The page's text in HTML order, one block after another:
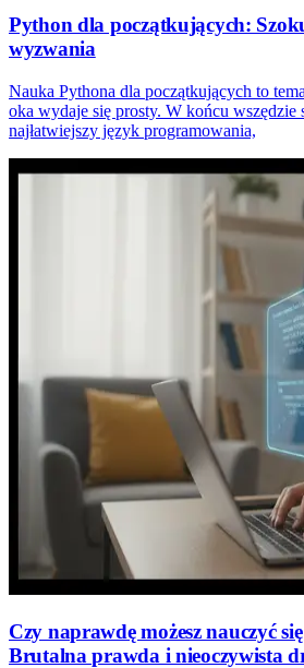
Python dla początkujących:
wyzwania
Nauka Pythona dla początkujących to
oka wydaje się prosty. W końcu wszędzie
najłatwiejszy język programowania,
Czy naprawdę możesz nauczyć
Brutalna prawda i nieoczywista